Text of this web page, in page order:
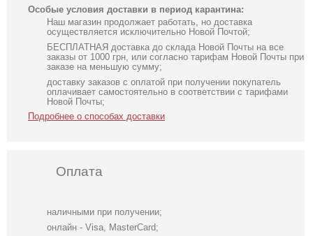
Особые условия доставки в период карантина:
Наш магазин продолжает работать, но доставка
осуществляется исключительно Новой Почтой;
БЕСПЛАТНАЯ доставка до склада Новой Почты на все
заказы от 1000 грн, или согласно тарифам Новой Почты при
заказе на меньшую сумму;
доставку заказов с оплатой при получении покупатель
оплачивает самостоятельно в соответствии с тарифами
Новой Почты;
Подробнее о способах доставки
Оплата
наличными при получении;
онлайн - Visa, MasterCard;